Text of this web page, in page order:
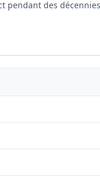
pendant des